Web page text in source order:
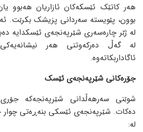
هەر کاتێک ئێسکەکان ئازاریان هەبوو
بوون، پێویستە سەردانی پزیشک بکرێت.
لە ژێر چارەسەری شێرپەنجەی ئێسکدایە
لە گەڵ دەرکەوتنی هەر
ئاگاداربکاتەوە.
جۆرەکانی شێرپەنجەی ئێسک
شوێنی سەرهەڵدانی شێرپەنجەکە
دەکات. شێرپەنجەی ئێسکی بنەڕەتی
لە: